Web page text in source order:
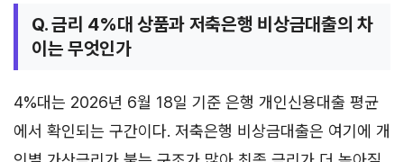
Q. 금리 4%대 상품과 저축은행 비상금대출의 차
이는 무엇인가
4%대는 2026년 6월 18일 기준 은행 개인신용대출 평균
에서 확인되는 구간이다. 저축은행 비상금대출은 여기에 개